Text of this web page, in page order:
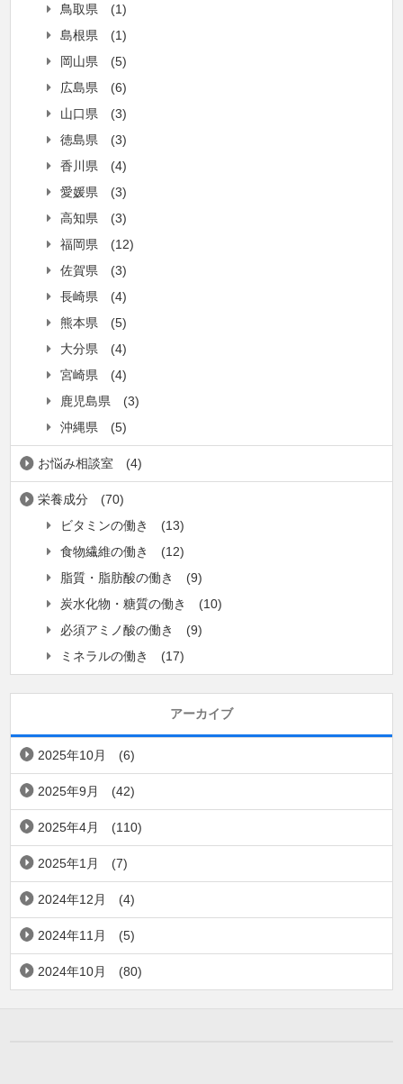
鳥取県
(1)
島根県
(1)
岡山県
(5)
広島県
(6)
山口県
(3)
徳島県
(3)
香川県
(4)
愛媛県
(3)
高知県
(3)
福岡県
(12)
佐賀県
(3)
長崎県
(4)
熊本県
(5)
大分県
(4)
宮崎県
(4)
鹿児島県
(3)
沖縄県
(5)
お悩み相談室 (4)
栄養成分
(70)
ビタミンの働き
(13)
食物繊維の働き
(12)
脂質・脂肪酸の働き
(9)
炭水化物・糖質の働き
(10)
必須アミノ酸の働き
(9)
ミネラルの働き
(17)
アーカイブ
2025年10月 (6)
2025年9月 (42)
2025年4月 (110)
2025年1月 (7)
2024年12月 (4)
2024年11月 (5)
2024年10月 (80)